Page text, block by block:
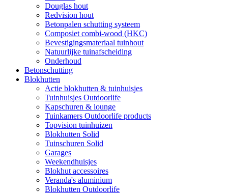
Douglas hout
Redvision hout
Betonpalen schutting systeem
Composiet combi-wood (HKC)
Bevestigingsmateriaal tuinhout
Natuurlijke tuinafscheiding
Onderhoud
Betonschutting
Blokhutten
Actie blokhutten & tuinhuisjes
Tuinhuisjes Outdoorlife
Kapschuren & lounge
Tuinkamers Outdoorlife products
Topvision tuinhuizen
Blokhutten Solid
Tuinschuren Solid
Garages
Weekendhuisjes
Blokhut accessoires
Veranda's aluminium
Blokhutten Outdoorlife